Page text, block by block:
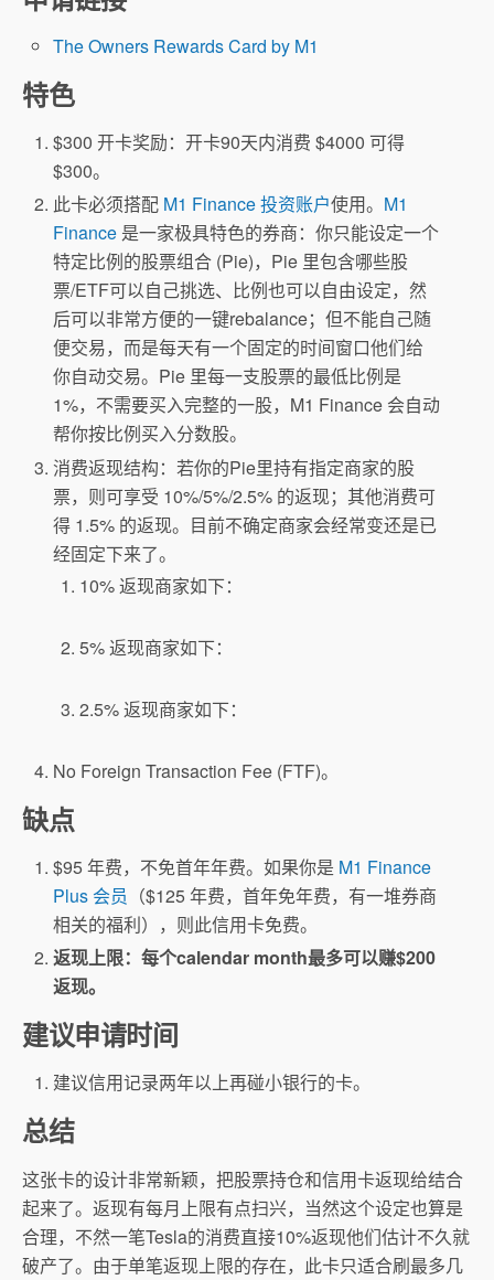
The Owners Rewards Card by M1
特色
$300 开卡奖励：开卡90天内消费 $4000 可得
$300。
此卡必须搭配 M1 Finance 投资账户使用。 M1
Finance 是一家极具特色的券商：你只能设定一个
特定比例的股票组合 (Pie)，Pie 里包含哪些股
票/ETF可以自己挑选、比例也可以自由设定，然
后可以非常方便的一键rebalance；但不能自己随
便交易，而是每天有一个固定的时间窗口他们给
你自动交易。Pie 里每一支股票的最低比例是
1%，不需要买入完整的一股，M1 Finance 会自动
帮你按比例买入分数股。
消费返现结构：若你的Pie里持有指定商家的股
票，则可享受 10%/5%/2.5% 的返现；其他消费可
得 1.5% 的返现。目前不确定商家会经常变还是已
经固定下来了。
10% 返现商家如下：
5% 返现商家如下：
2.5% 返现商家如下：
No Foreign Transaction Fee (FTF)。
缺点
$95 年费，不免首年年费。如果你是 M1 Finance
Plus 会员 （$125 年费，首年免年费，有一堆券商
相关的福利），则此信用卡免费。
返现上限：每个calendar month最多可以赚$200
返现。
建议申请时间
建议信用记录两年以上再碰小银行的卡。
总结
这张卡的设计非常新颖，把股票持仓和信用卡返现给结合
起来了。返现有每月上限有点扫兴，当然这个设定也算是
合理，不然一笔Tesla的消费直接10%返现他们估计不久就
破产了。由于单笔返现上限的存在，此卡只适合刷最多几